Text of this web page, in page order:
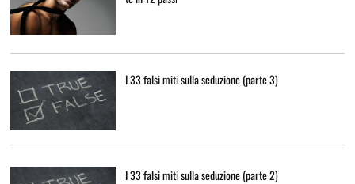
I 33 falsi miti sulla seduzione (parte 3)
I 33 falsi miti sulla seduzione (parte 2)